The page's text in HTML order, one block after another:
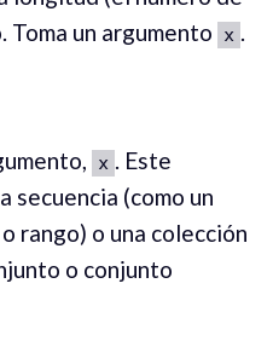
un argumento x .
x . Este
secuencia (como un
rango) o una colección
o conjunto